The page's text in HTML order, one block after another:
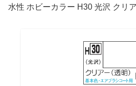
水性 ホビーカラー H30 光沢 クリ